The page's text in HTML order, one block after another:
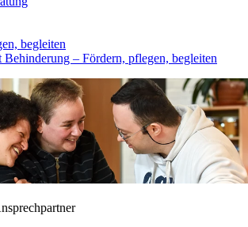
begleiten
Behinderung – Fördern, pflegen, begleiten